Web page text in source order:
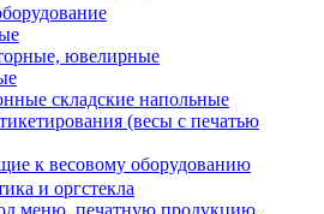
ювелирные
складские напольные
(весы с печатью
к весовому оборудованию
и оргстекла
меню, печатную продукцию,